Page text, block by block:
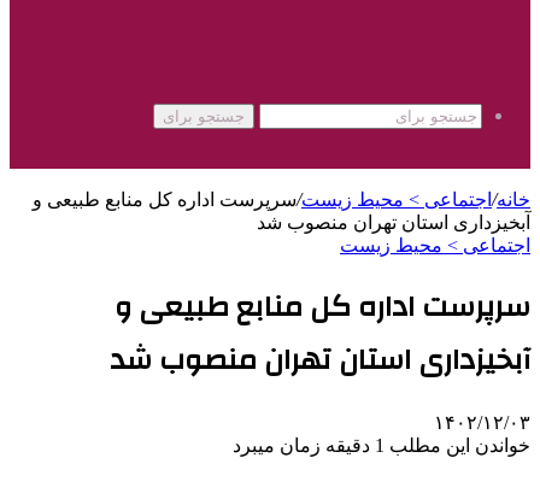
جستجو برای
خانه/ اجتماعی > محیط زیست/سرپرست اداره کل منابع طبیعی و
آبخیزداری استان تهران منصوب شد
اجتماعی > محیط زیست
سرپرست اداره کل منابع طبیعی و
آبخیزداری استان تهران منصوب شد
۱۴۰۲/۱۲/۰۳
خواندن این مطلب 1 دقیقه زمان میبرد